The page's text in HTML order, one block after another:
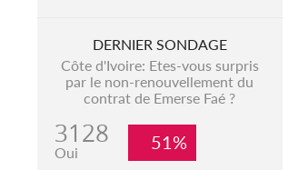
DERNIER SONDAGE
Côte d'Ivoire: Etes-vous surpris
par le non-renouvellement du
contrat de Emerse Faé ?
3128
Oui 51%